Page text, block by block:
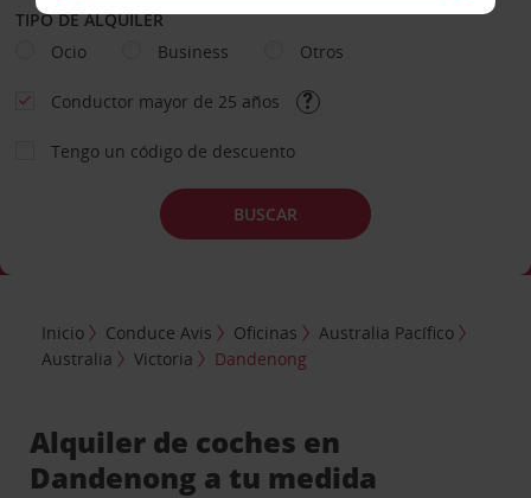
TIPO DE ALQUILER
Ocio
Business Otros
Conductor mayor de 25 años
Tengo un código de descuento
BUSCAR
Inicio Conduce Avis Oficinas
Australia Pacífico
Australia
Victoria Dandenong
Alquiler de coches en
Dandenong a tu medida